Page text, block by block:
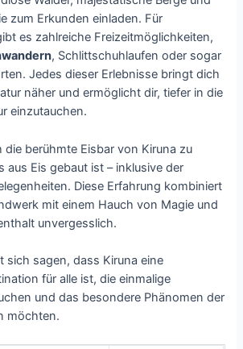
zum Erkunden einladen. Für
es zahlreiche Freizeitmöglichkeiten,
, Schlittschuhlaufen oder sogar
Jedes dieser Erlebnisse bringt dich
näher und ermöglicht dir, tiefer in die
einzutauchen.
die berühmte Eisbar von Kiruna zu
aus Eis gebaut ist – inklusive der
Diese Erfahrung kombiniert
mit einem Hauch von Magie und
unvergesslich.
sich sagen, dass Kiruna eine
für alle ist, die einmalige
und das besondere Phänomen der
möchten.